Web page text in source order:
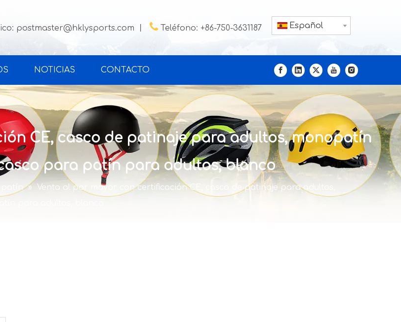
postmaster@hklysports.com  Teléfono: +86-750-3631187 Español
NOTICIAS CONTACTO
CE, casco de patinaje para adultos, monopatín
para patín para adultos, blanco
patín »
Venta al por mayor con certificación CE, casco de patinaje para adultos,